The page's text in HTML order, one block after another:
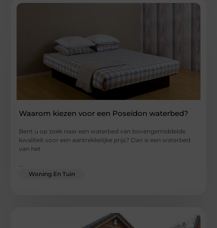
Waarom kiezen voor een Poseidon waterbed?
Bent u op zoek naar een waterbed van bovengemiddelde
kwaliteit voor een aantrekkelijke prijs? Dan is een waterbed
van het
...
Woning En Tuin